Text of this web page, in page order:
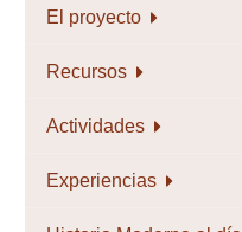
El proyecto
Recursos
Actividades
Experiencias